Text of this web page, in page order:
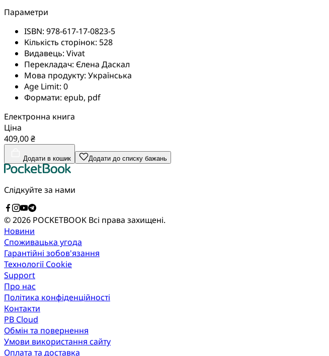
Параметри
ISBN: 978-617-17-0823-5
Кількість сторінок: 528
Видавець: Vivat
Перекладач: Єлена Даскал
Мова продукту: Українська
Age Limit: 0
Формати: epub, pdf
Електронна книга
Ціна
409,00 ₴
Додати в кошик Додати до списку бажань
Слідкуйте за нами
© 2026 POCKETBOOK Всі права захищені.
Новини
Споживацька угода
Гарантійні зобов'язання
Технології Cookie
Support
Про нас
Політика конфіденційності
Контакти
PB Cloud
Обмін та повернення
Умови використання сайту
Оплата та доставка